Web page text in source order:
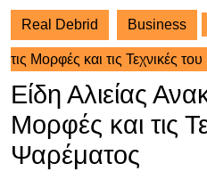
Real Debrid Business
τις Μορφές και τις Τεχνικές
Είδη Αλιείας
Μορφές και τις
Ψαρέματος